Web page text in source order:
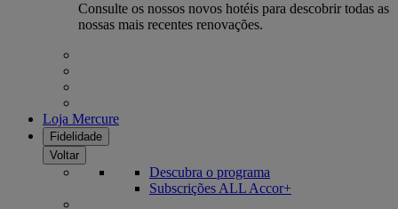
Consulte os nossos novos hotéis para descobrir todas as
nossas mais recentes renovações.
Loja Mercure
Fidelidade
Voltar
Descubra o programa
Subscrições ALL Accor+